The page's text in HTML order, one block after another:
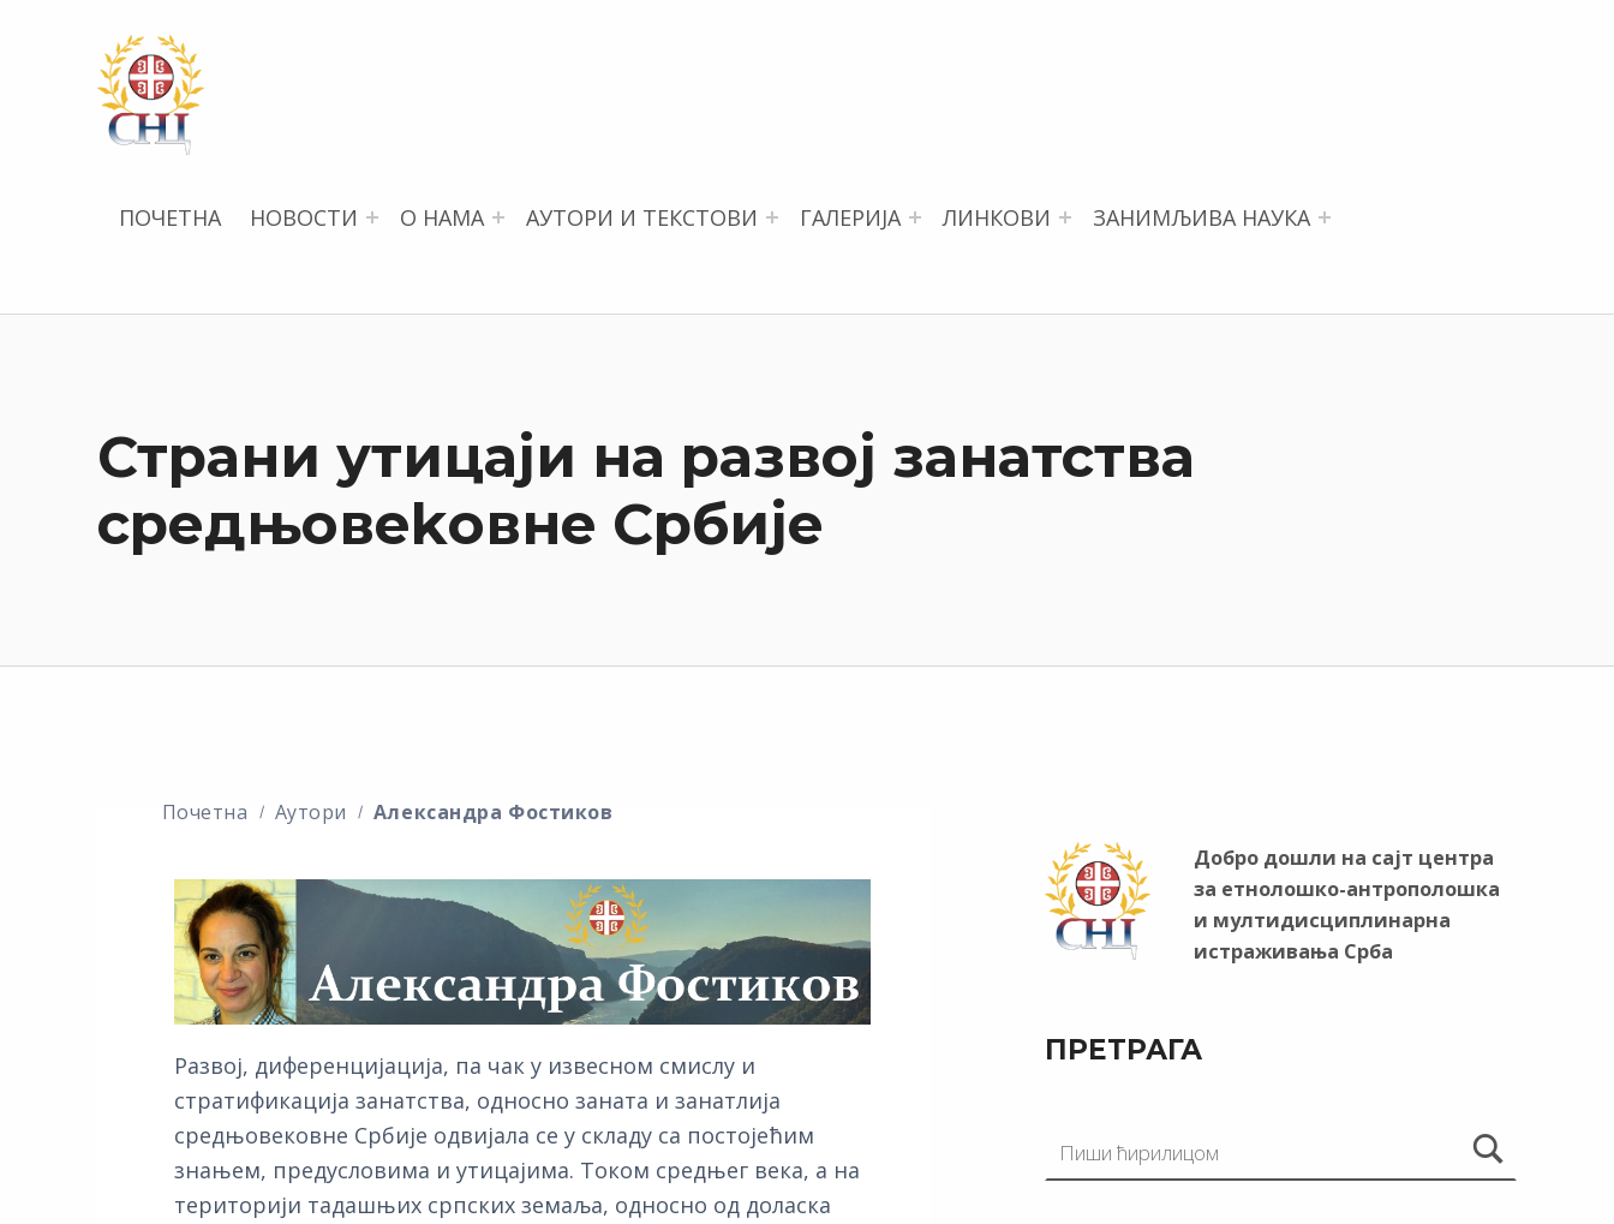
ПОЧЕТНА НОВОСТИ О НАМА АУТОРИ И ТЕКСТОВИ ГАЛЕРИЈА ЛИНКОВИ ЗАНИМЉИВА НАУКА
Страни утицаји на развој занатства
средњовеkовне Србије
Почетна Аутори Александра Фостиков
Развој, диференцијација, па чак у извесном смислу и
стратификација занатства, односно заната и занатлија
средњовековне Србије одвијала се у складу са постојећим
знањем, предусловима и утицајима. Током средњег века, а на
територији тадашњих српских земаља, односно од доласка
Добро дошли на сајт центра
за етнолошко-антрополошка
и мултидисциплинарна
истраживања Срба
ПРЕТРАГА